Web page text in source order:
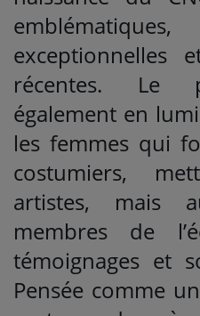
exceptionnelles
récentes. Le
également en
les femmes qui
costumiers,
artistes, mais
membres de
témoignages et
Pensée comme